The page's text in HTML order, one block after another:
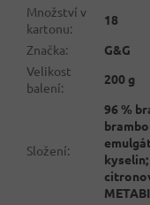
Množství v
kartonu:
18
Značka:
G&G
Velikost
balení:
200 g
Složení:
96 %